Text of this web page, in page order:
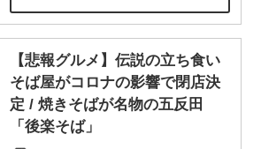
【悲報グルメ】伝説の立ち食い
そば屋がコロナの影響で閉店決
定 / 焼きそばが名物の五反田
「後楽そば」